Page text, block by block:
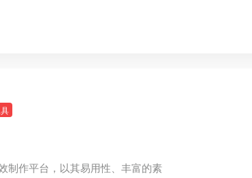
制作平台，以其易用性、丰富的素